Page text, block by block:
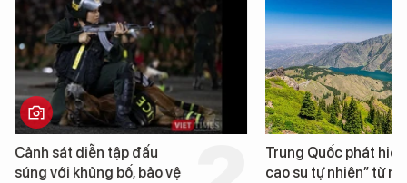
Trung Quốc phát hiện “mỏ
cao su tự nhiên” từ một
Loạt dự án bất
Đà Nẵng sắp bị